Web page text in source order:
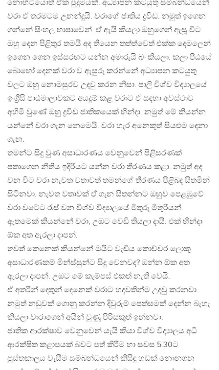
නොහිටියොත් ඒක පුදුමයක්. අධ්‍යාපන කටයුතු සම්බන්ධයෙන්
වරා ඒ තරමටම උනන්දුයි. වරාගේ ජාතිය ද්‍රවිඩ. නමුත් ඉගෙන
ගන්නේ සිංහල භාෂාවෙන්. ඒ ඇයි කියලා ඔහුගෙන් ඇසූ විට
ඔහු දෙන පිළිතුර තමයි අද තියෙන තත්ත්වෙත් එක්ක දෙමලෙන්
ඉගෙන ගෙන ඉස්සරහට යන්න අමාරුයි බං කියලා. කලා පීඨයේ
බොහෝ දෙනක් වරා ව ඇසුරු කරන්නේ අධ්‍යාපන කටයුතු
වලට ඔහු නොමසුරව උදවු කරන නිසා. පාලි විශ්ව විද්‍යාලයේ
ඉංග්‍රීසි පාඨමාලාවකට අයදුම් කළ වරාට ඒ සඳහා අවස්ථාව
අහිමි වුණේ ඔහු ද්‍රවිඩ ජාතිකයෙක් හින්දා. නමුත් මේ කියන්න
යන්නේ වරා ගැන නෙමෙයි. වරා හැර අනෙකුත් සියළුම දෙනා
ගැන.
තමන්ට සිදු වුණ අසාධාරණය වෙනුවෙන් පිළිසරණක්
පතාගෙන නීතිය ඉදිරියට යන්න වරා තීරණය කළා. නමුත් අද
වන විට වරා නැවත වතාවත් තමන්ගේ තීරණය පිළිබඳ සිතමින්
සිටිනවා. නැවත වතාවක් ඒ ගැන සිතන්නට ඔහුව පෙළඹුවේ
වරා වටේට රැස් වන විශ්ව විද්‍යාලයේ මිතුරු මිතුරියන්.
ඇතමෙක් කියන්නේ වරා, උඹට වෙඩි තියලා දායි. එක් හින්දා
ඕක අත ඇරලා දාපන්.
තවත් කෙනෙක් කියන්නේ ඔයිට වැඩිය කොච්චර ලොකු
අසාධාරණකම් මින්ස්සුන්ට සිදු වෙනවද? ඔන්න ඕක අත
ඇරලා දාපන්. උඹට මේ කැම්පස් එකත් නැති වෙයි.
ඒ අතරින් දෙතුන් දෙනෙක් වරාට හදවතින්ම උදවු කරනවා.
නමුත් නඩුවක් ගොනු කරන්න දිවුරුම් පෙත්සමක් දෙන්න බැහැ
කියලා වාරාගෙන් අයින් වුණූ පිරිසකුත් ඉන්නවා.
ජාතික ආරක්ෂාව වෙනුවෙන් යැයි කියා විශ්ව විද්‍යාලය අධි
ආරක්ෂිත කළාපයක් බවට පත් කිරීම හා සවස 5.30ට
පුස්තකාලය වැසීම සම්බන්ධයෙන් කිසිඳු හඩක් නොනගන